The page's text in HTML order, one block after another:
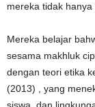
mereka tidak
Mereka belajar
sesama makhluk
dengan teori etika
(2013) , yang